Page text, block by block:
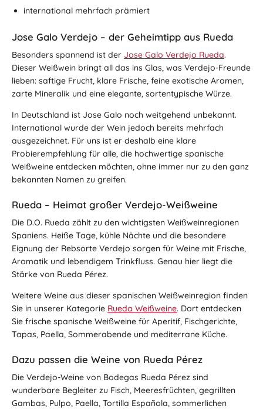
international mehrfach prämiert
Jose Galo Verdejo – der Geheimtipp aus Rueda
Besonders spannend ist der Jose Galo Verdejo Rueda.
Dieser Weißwein bringt all das ins Glas, was Verdejo-Freunde
lieben: saftige Frucht, klare Frische, feine exotische Aromen,
zarte Mineralik und eine elegante, sortentypische Würze.
In Deutschland ist Jose Galo noch weitgehend unbekannt.
International wurde der Wein jedoch bereits mehrfach
ausgezeichnet. Für uns ist er deshalb eine klare
Probierempfehlung für alle, die hochwertige spanische
Weißweine entdecken möchten, ohne immer nur zu den ganz
bekannten Namen zu greifen.
Rueda – Heimat großer Verdejo-Weißweine
Die D.O. Rueda zählt zu den wichtigsten Weißweinregionen
Spaniens. Heiße Tage, kühle Nächte und die besondere
Eignung der Rebsorte Verdejo sorgen für Weine mit Frische,
Aromatik und lebendigem Trinkfluss. Genau hier liegt die
Stärke von Rueda Pérez.
Weitere Weine aus dieser spanischen Weißweinregion finden
Sie in unserer Kategorie Rueda Weißweine. Dort entdecken
Sie frische spanische Weißweine für Aperitif, Fischgerichte,
Tapas, Paella, Sommerabende und mediterrane Küche.
Dazu passen die Weine von Rueda Pérez
Die Verdejo-Weine von Bodegas Rueda Pérez sind
wunderbare Begleiter zu Fisch, Meeresfrüchten, gegrillten
Gambas, Pulpo, Paella, Tortilla Española, sommerlichen